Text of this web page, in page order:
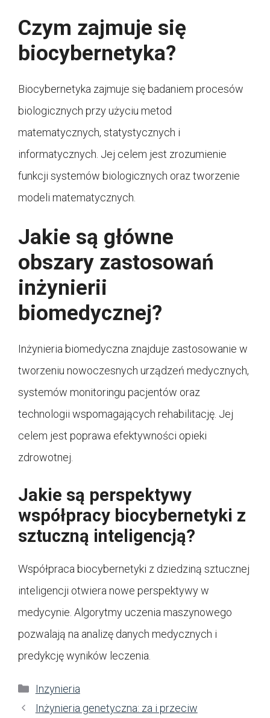
Czym zajmuje się
biocybernetyka?
Biocybernetyka zajmuje się badaniem procesów
biologicznych przy użyciu metod
matematycznych, statystycznych i
informatycznych. Jej celem jest zrozumienie
funkcji systemów biologicznych oraz tworzenie
modeli matematycznych.
Jakie są główne
obszary zastosowań
inżynierii
biomedycznej?
Inżynieria biomedyczna znajduje zastosowanie w
tworzeniu nowoczesnych urządzeń medycznych,
systemów monitoringu pacjentów oraz
technologii wspomagających rehabilitację. Jej
celem jest poprawa efektywności opieki
zdrowotnej.
Jakie są perspektywy
współpracy biocybernetyki z
sztuczną inteligencją?
Współpraca biocybernetyki z dziedziną sztucznej
inteligencji otwiera nowe perspektywy w
medycynie. Algorytmy uczenia maszynowego
pozwalają na analizę danych medycznych i
predykcję wyników leczenia.
Kategorie
Inzynieria
Inżynieria genetyczna: za i przeciw